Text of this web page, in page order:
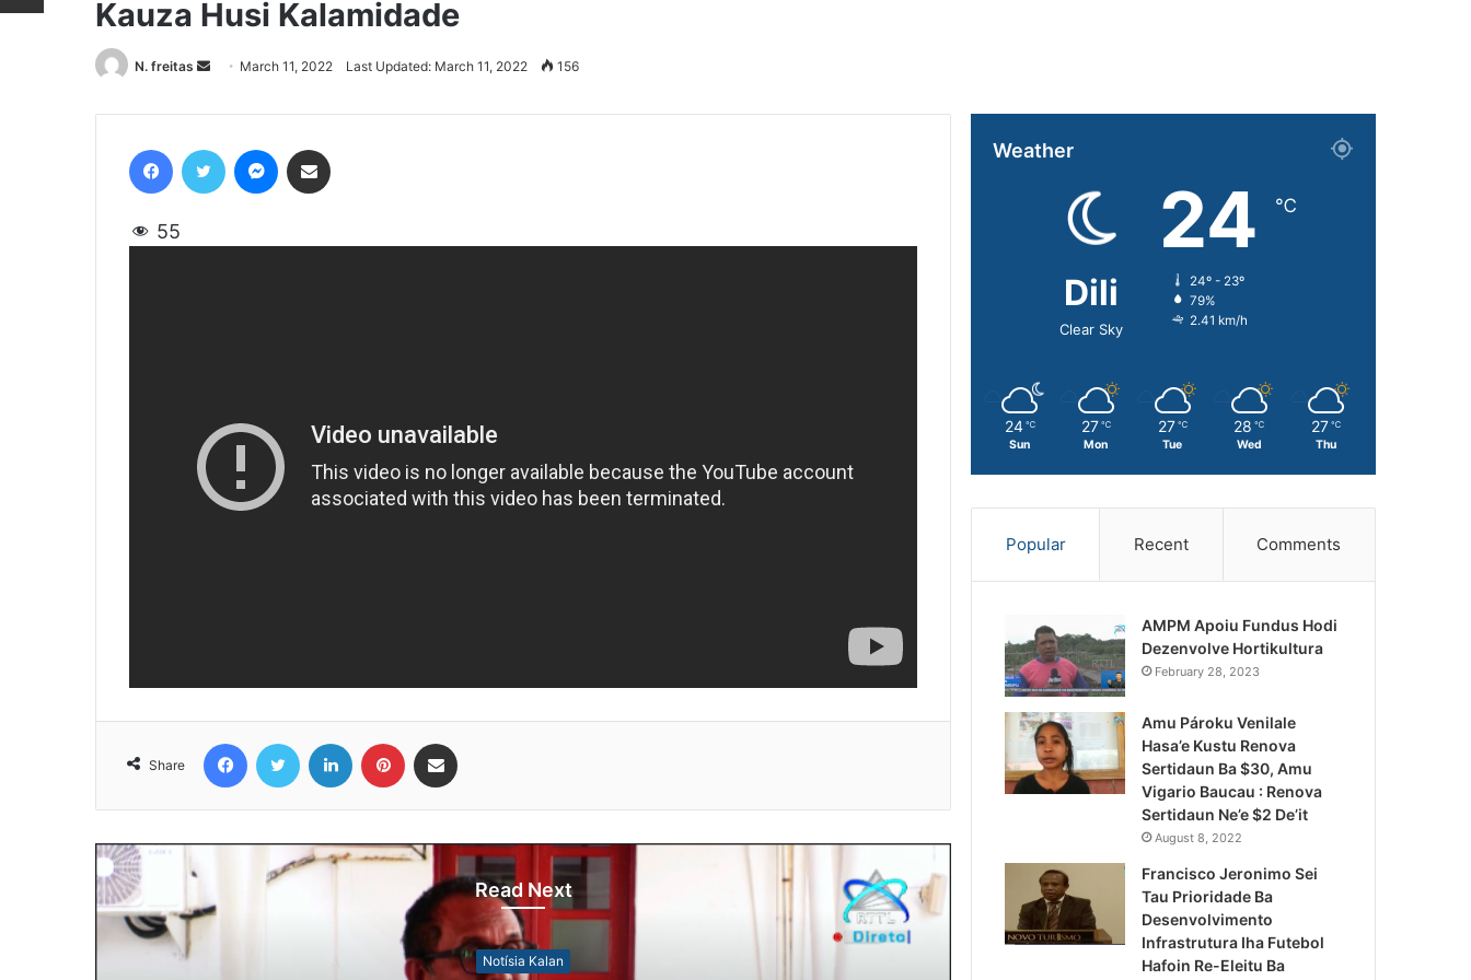
Kauza Husi Kalamidade
N. freitas
Send
email
March 11, 2022 Last Updated: March 11, 2022 156
55
Share
Read Next
Notísia Kalan
Weather
Dili
Clear Sky
24 ℃
24º - 23º
79%
2.41 km/h
24 ℃
Sun
27 ℃
Mon
27 ℃
Tue
28 ℃
Wed
27 ℃
Thu
Popular Recent Comments
AMPM Apoiu Fundus Hodi
Dezenvolve Hortikultura
February 28, 2023
Amu Pároku Venilale
Hasa’e Kustu Renova
Sertidaun Ba $30, Amu
Vigario Baucau : Renova
Sertidaun Ne’e $2 De’it
August 8, 2022
Francisco Jeronimo Sei
Tau Prioridade Ba
Desenvolvimento
Infrastrutura Iha Futebol
Hafoin Re-Eleitu Ba